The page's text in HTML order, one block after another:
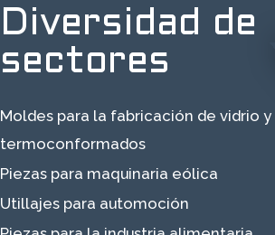
Diversidad de
sectores
Moldes para la fabricación de vidrio y
termoconformados
Piezas para maquinaria eólica
Utillajes para automoción